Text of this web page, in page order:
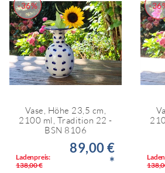
-36%
Vase, Höhe 23,5 cm,
2100 ml, Tradition 22 -
BSN 8106
Ladenpreis:
138,00 €
89,00 €
*
-